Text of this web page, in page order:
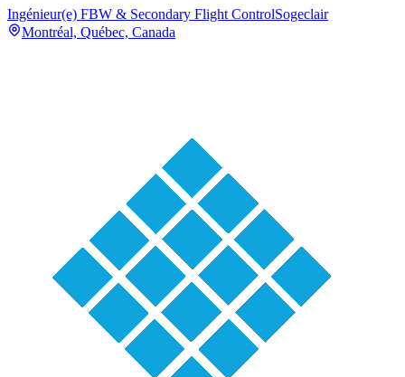
Ingénieur(e) FBW & Secondary Flight ControlSogeclair
Montréal, Québec, Canada